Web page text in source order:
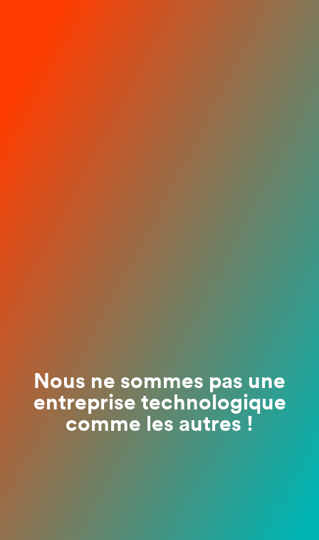
Nous ne sommes pas une
entreprise technologique
comme les autres !